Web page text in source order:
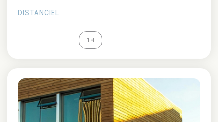
DISTANCIEL
1H